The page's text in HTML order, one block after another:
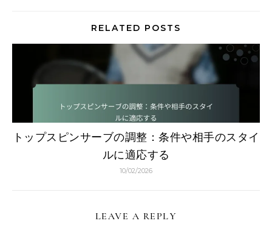
RELATED POSTS
トップスピンサーブの調整：条件や相手のスタイ
ルに適応する
10/02/2026
LEAVE A REPLY